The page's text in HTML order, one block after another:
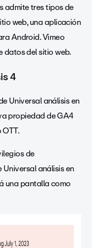
admite tres tipos de
web, una aplicación
Android. Vimeo
datos del sitio web.
4
Universal análisis en
propiedad de GA4
de
análisis en
una pantalla como